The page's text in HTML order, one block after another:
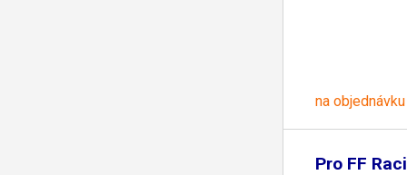
na objednávku
Pro FF